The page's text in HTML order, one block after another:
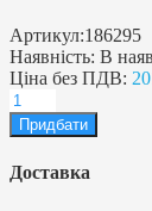
Артикул:186295
Наявність: В
Ціна без ПДВ:
Доставка